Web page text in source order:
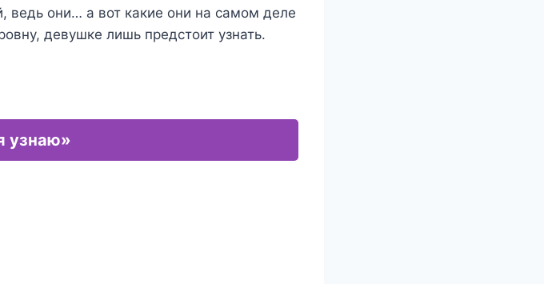
ведь они… а вот какие они на самом деле
девушке лишь предстоит узнать.
узнаю»